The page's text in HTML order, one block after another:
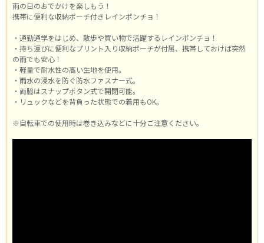
雨の日のおでかけを楽しもう！
携帯に便利な収納ポーチ付きレインポンチョ！
・通勤通学をはじめ、散歩や買い物で活躍するレインポンチョ！
・持ち運びに便利なプリント入り収納ポーチが付属、携帯しておけば突然
の雨でも安心！
・軽量で耐水性の高い生地を使用。
・雨水の浸水を防ぐ防水ファスナー式。
・両脇はスナップボタン式で開閉可能。
・リュックなどを背負った状態での着用もOK。
※自転車での使用時は巻き込みなどに十分ご注意ください。